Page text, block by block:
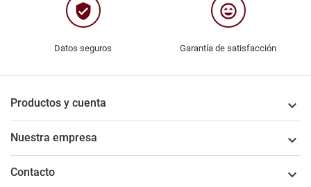
verified_user
Datos seguros
sentiment_very_satisfied
Garantía de satisfacción
Productos y cuenta 
Nuestra empresa 
Contacto 